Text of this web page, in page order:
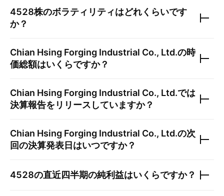
4528株のボラティリティはどれくらいです
か？
Chian Hsing Forging Industrial Co., Ltd.の時
価総額はいくらですか？
Chian Hsing Forging Industrial Co., Ltd.では
決算報告をリリースしていますか？
Chian Hsing Forging Industrial Co., Ltd.の次
回の決算発表日はいつですか？
4528の直近四半期の純利益はいくらですか？